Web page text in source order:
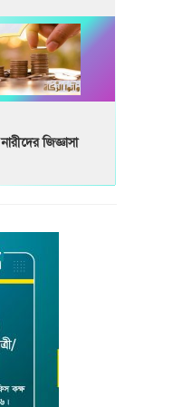
নারীদের জিজ্ঞাসা